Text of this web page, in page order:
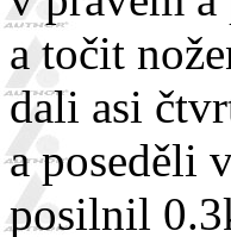
a točit
dali asi
a poseděli
posilnil